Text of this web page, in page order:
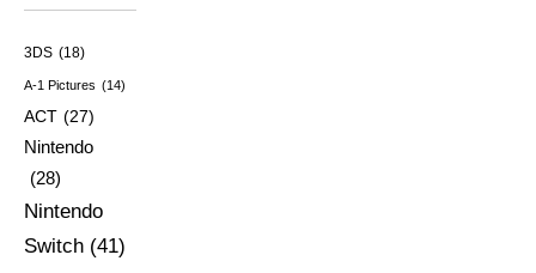
3DS (18)
A-1 Pictures (14)
ACT (27)
Nintendo
(28)
Nintendo
Switch (41)